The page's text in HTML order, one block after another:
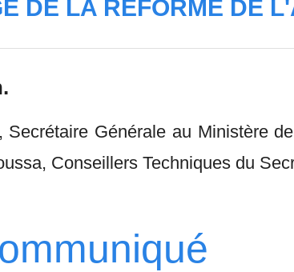
DE LA REFORME DE
Générale au Ministère
Conseillers Techniques du